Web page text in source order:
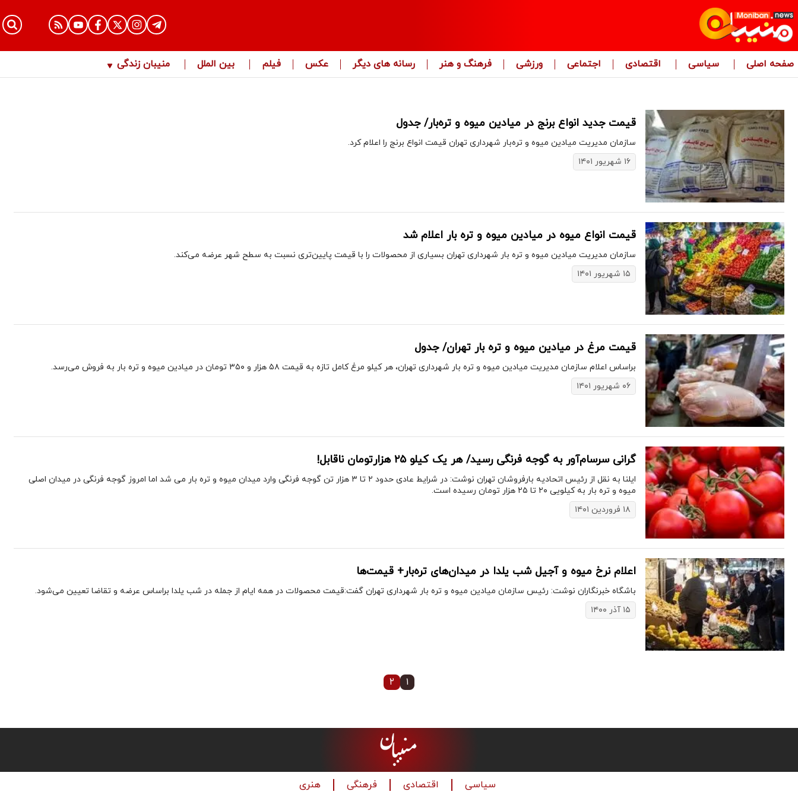
صفحه اصلی سیاسی اقتصادی اجتماعی ورزشی فرهنگ و هنر رسانه های دیگر عکس فیلم بین الملل منیبان زندگی
قیمت جدید انواع برنج در میادین میوه و تره‌بار/ جدول
سازمان مدیریت میادین میوه و تره‌بار شهرداری تهران قیمت انواع برنج را اعلام کرد.
۱۶ شهریور ۱۴۰۱
قیمت انواع میوه در میادین میوه و تره بار اعلام شد
سازمان مدیریت میادین میوه و تره بار شهرداری تهران بسیاری از محصولات را با قیمت پایین‌تری نسبت به سطح شهر عرضه می‌کند.
۱۵ شهریور ۱۴۰۱
قیمت مرغ در میادین میوه و تره بار تهران/ جدول
براساس اعلام سازمان مدیریت میادین میوه و تره بار شهرداری تهران، هر کیلو مرغ کامل تازه به قیمت ۵۸ هزار و ۳۵۰ تومان در میادین میوه و تره بار به فروش می‌رسد.
۰۶ شهریور ۱۴۰۱
گرانی سرسام‌آور به گوجه فرنگی رسید/ هر یک کیلو ۲۵ هزارتومان ناقابل!
ایلنا به نقل از رئیس اتحادیه بارفروشان تهران نوشت: در شرایط عادی حدود ۲ تا ۳ هزار تن گوجه فرنگی وارد میدان میوه و تره ‌بار می ‌شد اما امروز گوجه فرنگی در میدان اصلی
میوه و تره ‌بار به کیلویی ۲۰ تا ۲۵ هزار تومان رسیده است.
۱۸ فروردین ۱۴۰۱
اعلام نرخ میوه و آجیل شب یلدا در میدان‌های تره‌بار+ قیمت‌ها
باشگاه خبرنگاران نوشت: رئیس سازمان میادین میوه و تره بار شهرداری تهران گفت:قیمت محصولات در همه ایام از جمله در شب یلدا براساس عرضه و تقاضا تعیین می‌شود.
۱۵ آذر ۱۴۰۰
۱ ۲
سیاسی اقتصادی فرهنگی هنری